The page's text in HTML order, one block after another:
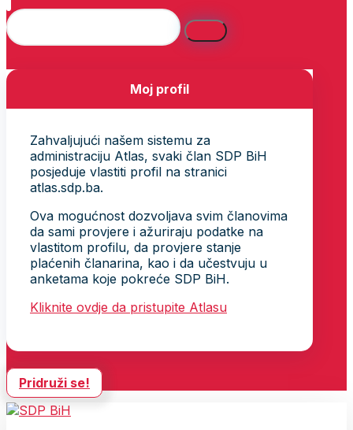
Moj profil
Zahvaljujući našem sistemu za
administraciju Atlas, svaki član SDP BiH
posjeduje vlastiti profil na stranici
atlas.sdp.ba.
Ova mogućnost dozvoljava svim članovima
da sami provjere i ažuriraju podatke na
vlastitom profilu, da provjere stanje
plaćenih članarina, kao i da učestvuju u
anketama koje pokreće SDP BiH.
Kliknite ovdje da pristupite Atlasu
Pridruži se!